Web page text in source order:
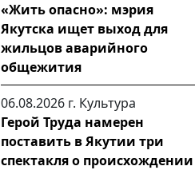
«Жить опасно»: мэрия
Якутска ищет выход для
жильцов аварийного
общежития
06.08.2026 г. Культура
Герой Труда намерен
поставить в Якутии три
спектакля о происхождении